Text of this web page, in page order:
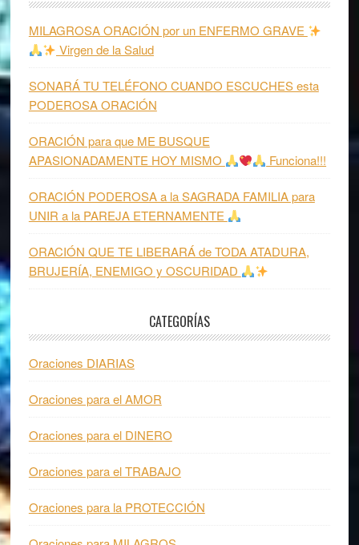
MILAGROSA ORACIÓN por un ENFERMO GRAVE
Virgen de la Salud
SONARÁ TU TELÉFONO CUANDO ESCUCHES esta
PODEROSA ORACIÓN
ORACIÓN para que ME BUSQUE
APASIONADAMENTE HOY MISMO
Funciona!!!
ORACIÓN PODEROSA a la SAGRADA FAMILIA para
UNIR a la PAREJA ETERNAMENTE
ORACIÓN QUE TE LIBERARÁ de TODA ATADURA,
BRUJERÍA, ENEMIGO y OSCURIDAD
CATEGORÍAS
Oraciones DIARIAS
Oraciones para el AMOR
Oraciones para el DINERO
Oraciones para el TRABAJO
Oraciones para la PROTECCIÓN